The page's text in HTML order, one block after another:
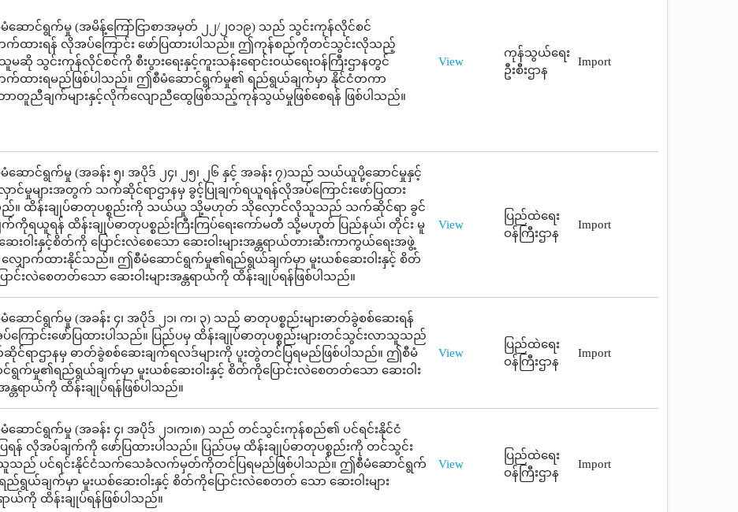
ဆောင်ရွက်မှု (အမိန့်ကြော်ငြာစာအမှတ် ၂၂/၂၀၁၉) သည် သွင်းကုန်လိုင်စင်
ာက်ထားရန် လိုအပ်ကြောင်း ဖော်ပြထားပါသည်။ ဤကုန်စည်ကိုတင်သွင်းလိုသည့်
ဆို သွင်းကုန်လိုင်စင်ကို စီးပွားရေးနှင့်ကူးသန်းရောင်းဝယ်ရေးဝန်ကြီးဌာနတွင်
ာက်ထားရမည်ဖြစ်ပါသည်။ ဤစီမံဆောင်ရွက်မှု၏ ရည်ရွယ်ချက်မှာ နိုင်ငံတကာ
ာတူညီချက်များနှင့်လိုက်လျောညီထွေဖြစ်သည့်ကုန်သွယ်မှုဖြစ်စေရန် ဖြစ်ပါသည်။
View
ကုန်သွယ်ရေး
ဦးစီးဌာန
Import
ောင်ရွက်မှု (အခန်း ၅၊ အပိုဒ် ၂၄၊ ၂၅၊ ၂၆ နှင့် အခန်း ၇)သည် သယ်ယူပို့ဆောင်မှုနှင့်
ာင်မှုများအတွက် သက်ဆိုင်ရာဌာနမှ ခွင့်ပြုချက်ရယူရန်လိုအပ်ကြောင်းဖော်ပြထား
ည်။ ထိန်းချုပ်ဓာတုပစ္စည်းကို သယ်ယူ သို့မဟုတ် သိုလှောင်လိုသူသည် သက်ဆိုင်ရာ ခွင်
ျက်ကိုရယူရန် ထိန်းချုပ်ဓာတုပစ္စည်းကြီးကြပ်ရေးကော်မတီ သို့မဟုတ် ပြည်နယ်၊ တိုင်း မူ
းဝါးနှင့်စိတ်ကို ပြောင်းလဲစေသော ဆေးဝါးများအန္တရာယ်တားဆီးကာကွယ်ရေးအဖွဲ့
ျှောက်ထားနိုင်သည်။ ဤစီမံဆောင်ရွက်မှု၏ရည်ရွယ်ချက်မှာ မူးယစ်ဆေးဝါးနှင့် စိတ်
ာင်းလဲစေတတ်သော ဆေးဝါးများအန္တရာယ်ကို ထိန်းချုပ်ရန်ဖြစ်ပါသည်။
View
ပြည်ထဲရေး
ဝန်ကြီးဌာန
Import
ောင်ရွက်မှု (အခန်း ၄၊ အပိုဒ် ၂၁၊ က၊ ၃) သည် ဓာတုပစ္စည်းများဓာတ်ခွဲစစ်ဆေးရန်
ြောင်းဖော်ပြထားပါသည်။ ပြည်ပမှ ထိန်းချုပ်ဓာတုပစ္စည်းများတင်သွင်းလာသူသည်
င်ရာဌာနမှ ဓာတ်ခွဲစစ်ဆေးချက်ရလဒ်များကို ပူးတွဲတင်ပြရမည်ဖြစ်ပါသည်။ ဤစီမံ
ရွက်မှု၏ရည်ရွယ်ချက်မှာ မူးယစ်ဆေးဝါးနှင့် စိတ်ကိုပြောင်းလဲစေတတ်သော ဆေးဝါး
အန္တရာယ်ကို ထိန်းချုပ်ရန်ဖြစ်ပါသည်။
View
ပြည်ထဲရေး
ဝန်ကြီးဌာန
Import
ဆောင်ရွက်မှု (အခန်း ၄၊ အပိုဒ် ၂၁၊က၊၈) သည် တင်သွင်းကုန်စည်၏ ပင်ရင်းနိုင်ငံ
ြရန် လိုအပ်ချက်ကို ဖော်ပြထားပါသည်။ ပြည်ပမှ ထိန်းချုပ်ဓာတုပစ္စည်းကို တင်သွင်း
သည် ပင်ရင်းနိုင်ငံသက်သေခံလက်မှတ်ကိုတင်ပြရမည်ဖြစ်ပါသည်။ ဤစီမံဆောင်ရွက်
ရွယ်ချက်မှာ မူးယစ်ဆေးဝါးနှင့် စိတ်ကိုပြောင်းလဲစေတတ် သော ဆေးဝါးများ
ာယ်ကို ထိန်းချုပ်ရန်ဖြစ်ပါသည်။
View
ပြည်ထဲရေး
ဝန်ကြီးဌာန
Import